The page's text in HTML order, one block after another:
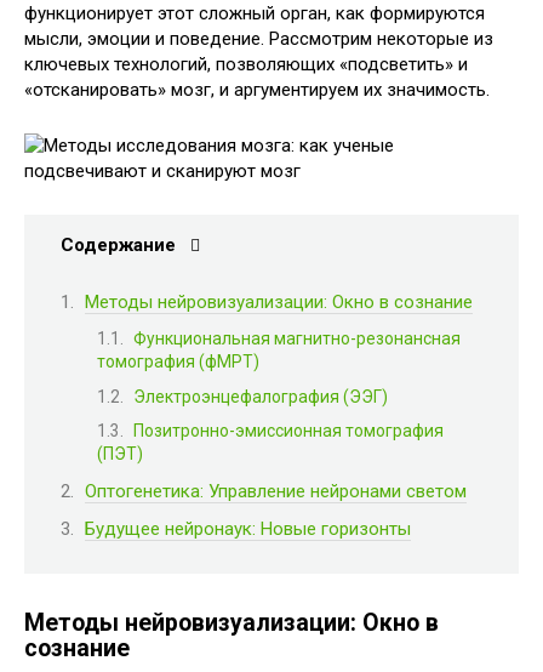
функционирует этот сложный орган, как формируются
мысли, эмоции и поведение. Рассмотрим некоторые из
ключевых технологий, позволяющих «подсветить» и
«отсканировать» мозг, и аргументируем их значимость.
Содержание
Методы нейровизуализации: Окно в сознание
Функциональная магнитно-резонансная
томография (фМРТ)
Электроэнцефалография (ЭЭГ)
Позитронно-эмиссионная томография
(ПЭТ)
Оптогенетика: Управление нейронами светом
Будущее нейронаук: Новые горизонты
Методы нейровизуализации: Окно в
сознание